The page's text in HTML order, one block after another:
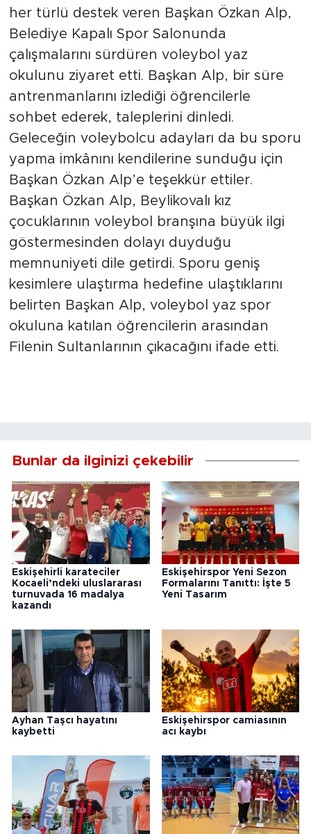
her türlü destek veren Başkan Özkan Alp,
Belediye Kapalı Spor Salonunda
çalışmalarını sürdüren voleybol yaz
okulunu ziyaret etti. Başkan Alp, bir süre
antrenmanlarını izlediği öğrencilerle
sohbet ederek, taleplerini dinledi.
Geleceğin voleybolcu adayları da bu sporu
yapma imkânını kendilerine sunduğu için
Başkan Özkan Alp’e teşekkür ettiler.
Başkan Özkan Alp, Beylikovalı kız
çocuklarının voleybol branşına büyük ilgi
göstermesinden dolayı duyduğu
memnuniyeti dile getirdi. Sporu geniş
kesimlere ulaştırma hedefine ulaştıklarını
belirten Başkan Alp, voleybol yaz spor
okuluna katılan öğrencilerin arasından
Filenin Sultanlarının çıkacağını ifade etti.
Bunlar da ilginizi çekebilir
Eskişehirli karateciler
Kocaeli’ndeki uluslararası
turnuvada 16 madalya
kazandı
Eskişehirspor Yeni Sezon
Formalarını Tanıttı: İşte 5
Yeni Tasarım
Ayhan Taşcı hayatını
kaybetti
Eskişehirspor camiasının
acı kaybı